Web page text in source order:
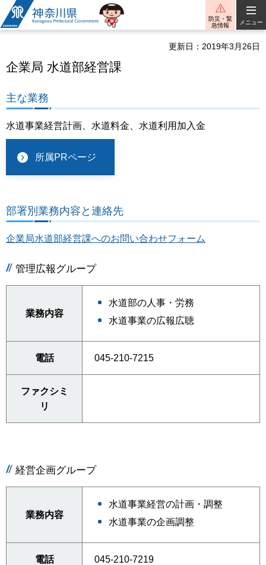
神奈川県
防災・緊
急情報
メニュー
更新日：2019年3月26日
企業局 水道部経営課
主な業務
水道事業経営計画、水道料金、水道利用加入金
所属PRページ
部署別業務内容と連絡先
企業局水道部経営課へのお問い合わせフォーム
管理広報グループ
業務内容
水道部の人事・労務
水道事業の広報広聴
電話 045-210-7215
ファクシミ
リ
経営企画グループ
業務内容
水道事業経営の計画・調整
水道事業の企画調整
電話 045-210-7219